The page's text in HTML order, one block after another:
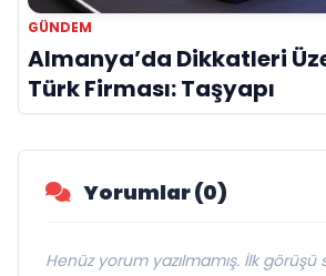
GÜNDEM
Almanya’da Dikkatleri
Türk Firması: Taşyapı
Yorumlar (0)
Henüz yorum yazılmamış. İlk görüşü